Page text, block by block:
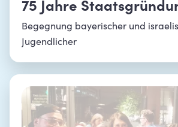
75 Jahre
Begegnung bayerischer und
Jugendlicher